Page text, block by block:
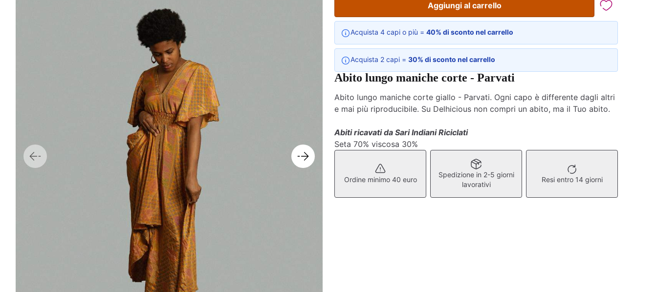
Aggiungi al carrello
Acquista 4 capi o più = 40% di sconto nel carrello
Acquista 2 capi = 30% di sconto nel carrello
Abito lungo maniche corte - Parvati
Abito lungo maniche corte giallo - Parvati. Ogni capo è differente dagli altri
e mai più riproducibile. Su Delhicious non compri un abito, ma il Tuo abito.
Abiti ricavati da Sari Indiani Riciclati
Seta 70% viscosa 30%
Ordine minimo 40 euro
Spedizione in 2-5 giorni
lavorativi
Resi entro 14 giorni